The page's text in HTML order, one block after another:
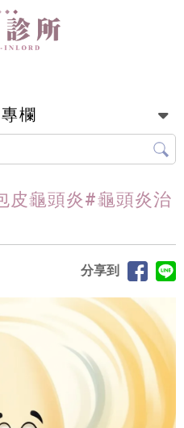
欄
皮龜頭炎#龜頭炎治
分享到